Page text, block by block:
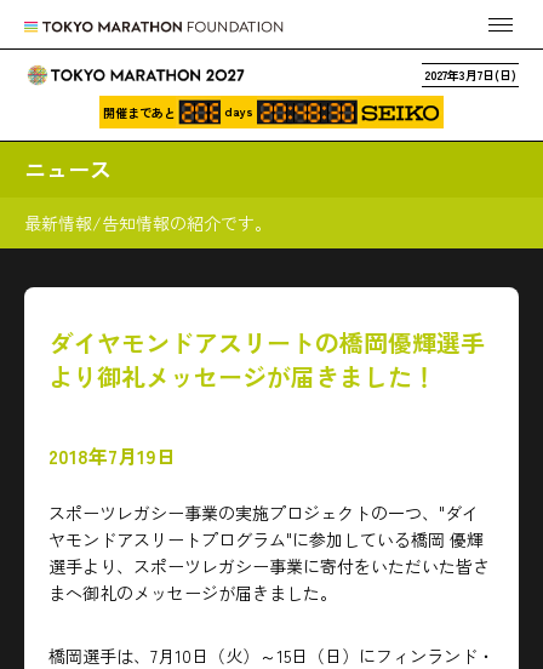
2027年3月7日(日)
開催まであと days
ニュース
最新情報/告知情報の紹介です。
ダイヤモンドアスリートの橋岡優輝選手
より御礼メッセージが届きました！
2018年7月19日
スポーツレガシー事業の実施プロジェクトの一つ、"ダイ
ヤモンドアスリートプログラム"に参加している橋岡 優輝
選手より、スポーツレガシー事業に寄付をいただいた皆さ
まへ御礼のメッセージが届きました。
橋岡選手は、7月10日（火）～15日（日）にフィンランド・